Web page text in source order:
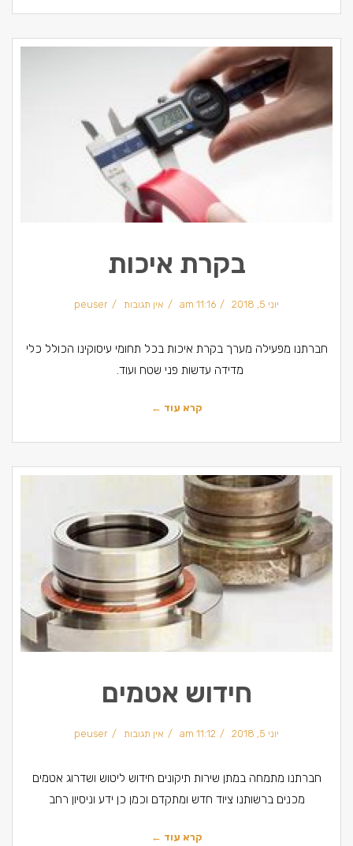
בקרת איכות
יוני 5, 2018 11:16 am אין תגובות peuser
חברתנו מפעילה מערך בקרת איכות בכל תחומי עיסוקינו הכולל כלי
מדידה עדשות פני שטח ועוד.
קרא עוד ←
חידוש אטמים
יוני 5, 2018 11:12 am אין תגובות peuser
חברתנו מתמחה במתן שירות תיקונים חידוש ליטוש ושדרוג אטמים
מכנים ברשותנו ציוד חדש ומתקדם וכמן כן ידע וניסיון רחב
קרא עוד ←